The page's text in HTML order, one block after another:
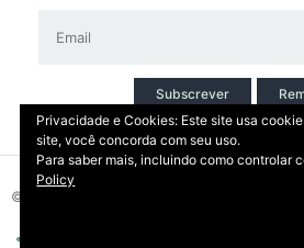
Subscrever
© 2026 Copyright: DIRT | CCDR Alentejo,
Privacidade e Cookies: Este site usa
site, você concorda com seu uso.
Para saber mais, incluindo como controlar
Policy